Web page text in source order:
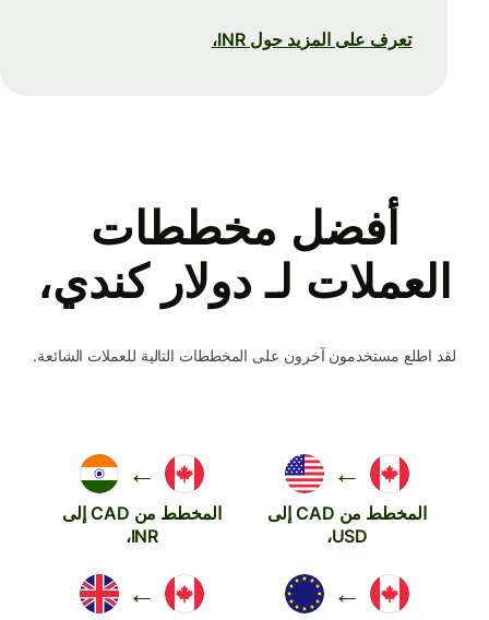
تعرف على المزيد حول INR،
أفضل مخططات
العملات لـ دولار كندي،
لقد اطلع مستخدمون آخرون على المخططات التالية للعملات الشائعة.
←
المخطط من CAD إلى
USD،
←
المخطط من CAD إلى
INR،
←
←